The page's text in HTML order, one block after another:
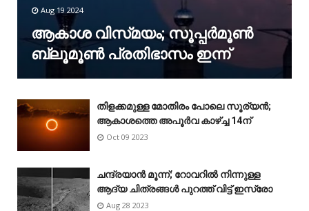
Aug 19 2024
ആകാശ വിസ്‌മയം; സൂപ്പർമൂൺ
ബ്ലൂമൂൺ പ്രതിഭാസം ഇന്ന്
തിളക്കമുള്ള മോതിരം പോലെ സൂര്യൻ;
ആകാശത്തെ അപൂർവ കാഴ്‌ച്ച 14ന്
Oct 09 2023
ചന്ദ്രയാൻ മൂന്ന്; റോവറിൽ നിന്നുള്ള
ആദ്യ ചിത്രങ്ങൾ പുറത്ത് വിട്ട് ഇസ്രോ
Aug 28 2023